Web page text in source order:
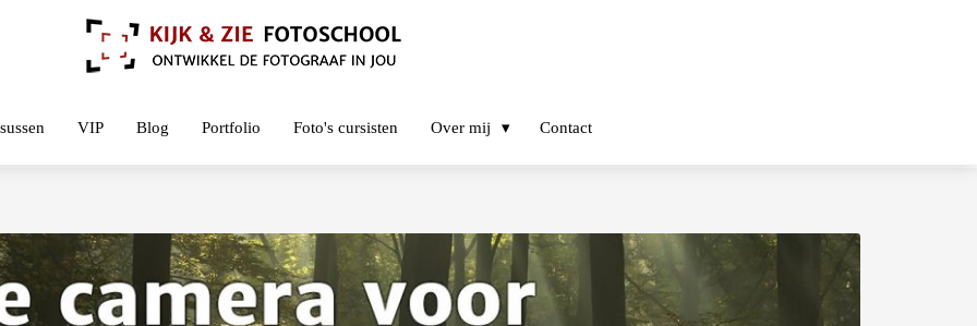
VIP Blog Portfolio Foto's cursisten Over mij Contact